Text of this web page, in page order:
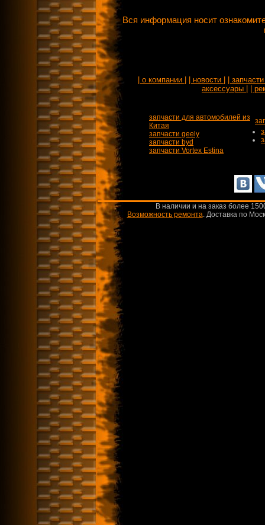
Вся информация носит
| о компании | | новости |
|
аксессуары |
|
запчасти для автомобилей из
Китая
запчасти geely
запчасти byd
запчасти Vortex Estina
В наличии и на заказ более
Возможность ремонта.Доставка по